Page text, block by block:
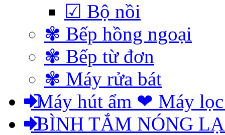
☑ Bộ nồi
✾ Bếp hồng ngoại
✾ Bếp từ đơn
✾ Máy rửa bát
Máy hút ẩm ❤ Máy
BÌNH TẮM NÓNG